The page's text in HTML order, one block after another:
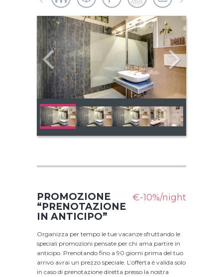
PROMOZIONE
“PRENOTAZIONE
IN ANTICIPO”
€-10%/night
Organizza per tempo le tue vacanze sfruttando le
speciali promozioni pensate per chi ama partire in
anticipo. Prenotando fino a 90 giorni prima del tuo
arrivo avrai un prezzo speciale. L’offerta è valida solo
in caso di prenotazione diretta presso la nostra